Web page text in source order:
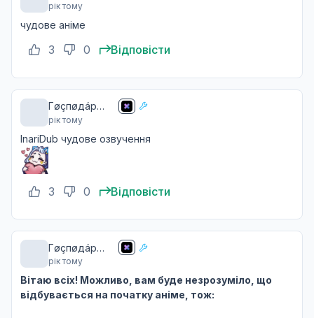
чãю ☕️
рік тому
чудове аніме
3 0 Відповісти
Гøçпøдáp
чãю ☕️
рік тому
InariDub чудове озвучення
3 0 Відповісти
Гøçпøдáp
чãю ☕️
рік тому
Вітаю всіх! Можливо, вам буде незрозуміло, що
відбувається на початку аніме, тож: